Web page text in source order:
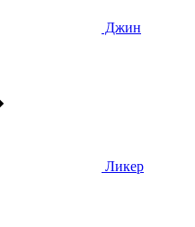
Джин
Ликер